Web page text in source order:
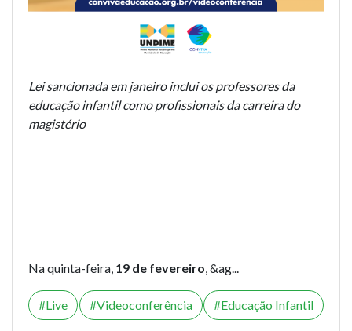
Lei sancionada em janeiro inclui os professores da
educação infantil como profissionais da carreira do
magistério
Na quinta-feira, 19 de fevereiro, &ag...
Live Videoconferência Educação Infantil